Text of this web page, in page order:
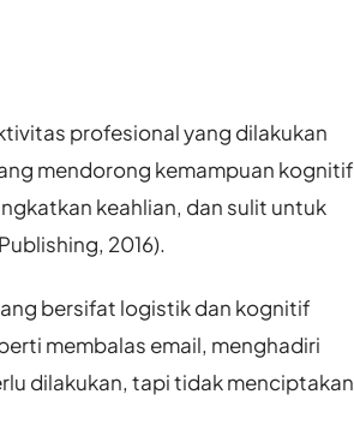
profesional yang dilakukan
mendorong kemampuan kognitif
keahlian, dan sulit untuk
2016).
bersifat logistik dan kognitif
membalas email, menghadiri
dilakukan, tapi tidak menciptakan